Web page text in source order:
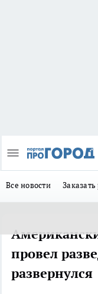
Все новости
провел
развернулся